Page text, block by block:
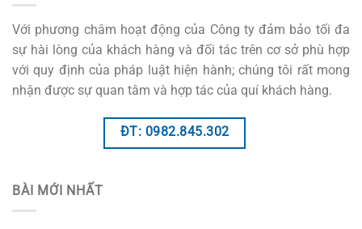
Với phương châm hoạt động của Công ty đảm bảo tối đa
sự hài lòng của khách hàng và đối tác trên cơ sở phù hợp
với quy định của pháp luật hiện hành; chúng tôi rất mong
nhận được sự quan tâm và hợp tác của quí khách hàng.
ĐT: 0982.845.302
BÀI MỚI NHẤT